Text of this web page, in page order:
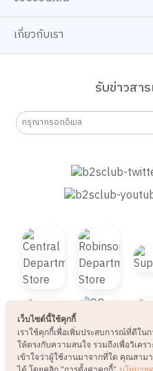
B2S CLUB
เกี่ยวกับเรา
รับข่าวสา
เว็บไซต์นี้ใช้คุกกี้
เราใช้คุกกี้เพื่อเพิ่มประสบการณ์ที่ดีใน
ให้ตรงกับความสนใจ รวมถึงเพื่อวิเคร
เข้าใจว่าผู้ใช้งานมาจากที่ใด คุณสาม